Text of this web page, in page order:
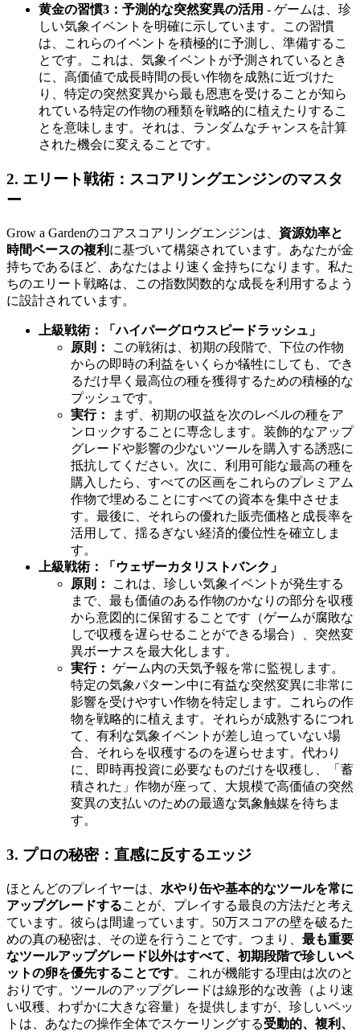
黄金の習慣3：予測的な突然変異の活用 - ゲームは、珍
しい気象イベントを明確に示しています。この習慣
は、これらのイベントを積極的に予測し、準備するこ
とです。これは、気象イベントが予測されているとき
に、高価値で成長時間の長い作物を成熟に近づけた
り、特定の突然変異から最も恩恵を受けることが知ら
れている特定の作物の種類を戦略的に植えたりするこ
とを意味します。それは、ランダムなチャンスを計算
された機会に変えることです。
2. エリート戦術：スコアリングエンジンのマスタ
ー
Grow a Gardenのコアスコアリングエンジンは、 資源効率と
時間ベースの複利 に基づいて構築されています。あなたが金
持ちであるほど、あなたはより速く金持ちになります。私た
ちのエリート戦略は、この指数関数的な成長を利用するよう
に設計されています。
上級戦術：「ハイパーグロウスピードラッシュ」
原則：
この戦術は、初期の段階で、下位の作物
からの即時の利益をいくらか犠牲にしても、でき
るだけ早く最高位の種を獲得するための積極的な
プッシュです。
実行：
まず、初期の収益を次のレベルの種をア
ンロックすることに専念します。装飾的なアップ
グレードや影響の少ないツールを購入する誘惑に
抵抗してください。次に、利用可能な最高の種を
購入したら、すべての区画をこれらのプレミアム
作物で埋めることにすべての資本を集中させま
す。最後に、それらの優れた販売価格と成長率を
活用して、揺るぎない経済的優位性を確立しま
す。
上級戦術：「ウェザーカタリストバンク」
原則：
これは、珍しい気象イベントが発生する
まで、最も価値のある作物のかなりの部分を収穫
から意図的に保留することです（ゲームが腐敗な
しで収穫を遅らせることができる場合）、突然変
異ボーナスを最大化します。
実行： ゲーム内の天気予報を常に監視します。
特定の気象パターン中に有益な突然変異に非常に
影響を受けやすい作物を特定します。これらの作
物を戦略的に植えます。それらが成熟するにつれ
て、有利な気象イベントが差し迫っていない場
合、それらを収穫するのを遅らせます。代わり
に、即時再投資に必要なものだけを収穫し、「蓄
積された」作物が座って、大規模で高価値の突然
変異の支払いのための最適な気象触媒を待ちま
す。
3. プロの秘密：直感に反するエッジ
ほとんどのプレイヤーは、 水やり缶や基本的なツールを常に
アップグレードすることが、プレイする最良の方法だと考え
ています。彼らは間違っています。50万スコアの壁を破るた
めの真の秘密は、その逆を行うことです。つまり、 最も重要
なツールアップグレード以外はすべて、初期段階で珍しいペ
ットの卵を優先することです。これが機能する理由は次のと
おりです。ツールのアップグレードは線形的な改善（より速
い収穫、わずかに大きな容量）を提供しますが、珍しいペッ
トは、あなたの操作全体でスケーリングする受動的、複利、